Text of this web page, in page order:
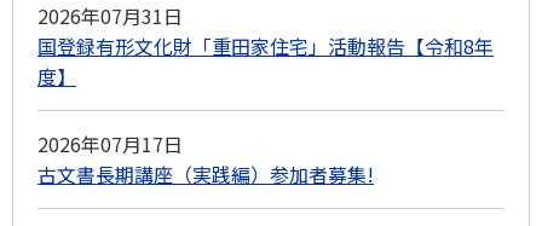
2026年07月31日
国登録有形文化財「重田家住宅」活動報告【令和8年
度】
2026年07月17日
古文書長期講座（実践編）参加者募集!